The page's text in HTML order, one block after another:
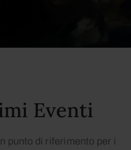
Eventi
punto di riferimento per i